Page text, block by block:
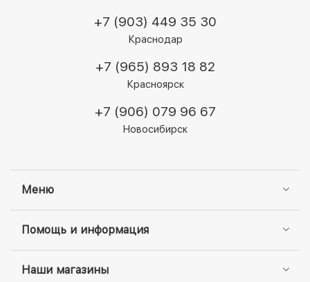
Меню
Помощь и информация
Наши магазины
+7 (903) 449 35 30
Краснодар
+7 (965) 893 18 82
Красноярск
+7 (906) 079 96 67
Новосибирск